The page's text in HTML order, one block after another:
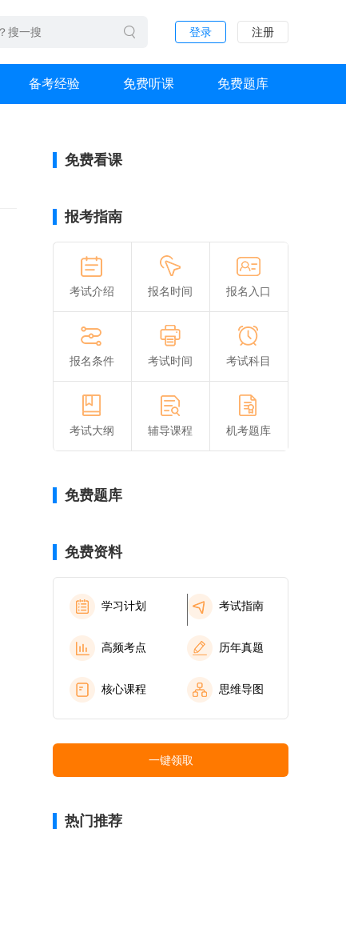
登录 注册
备考经验 免费听课 免费题库
免费看课
报考指南
考试介绍 报名时间 报名入口
报名条件 考试时间 考试科目
考试大纲 辅导课程 机考题库
免费题库
免费资料
学习计划 考试指南
高频考点 历年真题
核心课程 思维导图
一键领取
热门推荐